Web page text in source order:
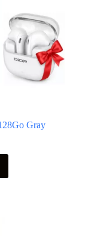
Gray